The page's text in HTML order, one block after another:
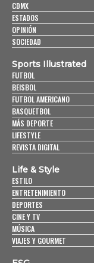
CDMX
ESTADOS
OPINIÓN
SOCIEDAD
Sports Illustrated
FUTBOL
BEISBOL
FUTBOL AMERICANO
BASQUETBOL
MÁS DEPORTE
LIFESTYLE
REVISTA DIGITAL
Life & Style
ESTILO
ENTRETENIMIENTO
DEPORTES
CINE Y TV
MÚSICA
VIAJES Y GOURMET